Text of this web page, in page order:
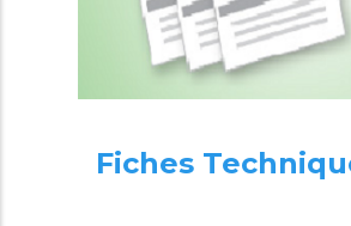
Fiches